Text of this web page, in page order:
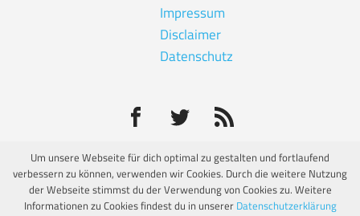
Impressum
Disclaimer
Datenschutz
© Eine unabhängige Informationsseite von:
Hautkrankheiten Portal
Um unsere Webseite für dich optimal zu gestalten und fortlaufend
verbessern zu können, verwenden wir Cookies. Durch die weitere Nutzung
der Webseite stimmst du der Verwendung von Cookies zu. Weitere
Informationen zu Cookies findest du in unserer Datenschutzerklärung